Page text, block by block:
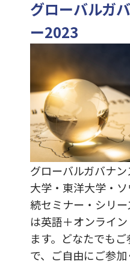
グローバルガ
ー2023
グローバルガバナ
大学・東洋大学・
続セミナー・シリ
は英語＋オンライ
ます。どなたでも
で、ご自由にご参加